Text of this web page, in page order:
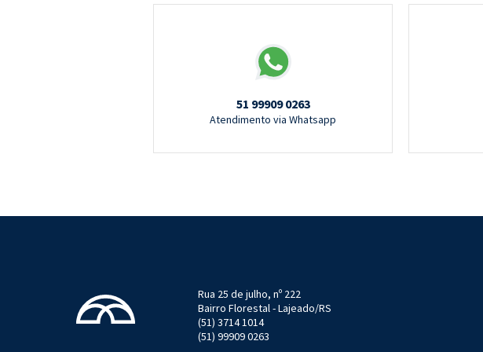
51 99909 0263
Atendimento via Whatsapp
Rua 25 de julho, nº 222
Bairro Florestal - Lajeado/RS
(51) 3714 1014
(51) 99909 0263